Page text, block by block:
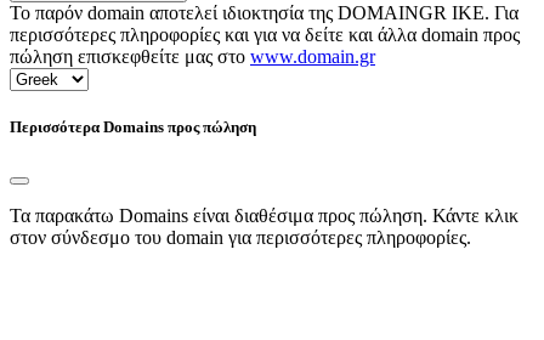
Το παρόν domain αποτελεί ιδιοκτησία της DOMAINGR ΙΚΕ. Για
περισσότερες πληροφορίες και για να δείτε και άλλα domain προς
πώληση επισκεφθείτε μας στο www.domain.gr
Περισσότερα Domains προς πώληση
Τα παρακάτω Domains είναι διαθέσιμα προς πώληση. Κάντε κλικ
στον σύνδεσμο του domain για περισσότερες πληροφορίες.